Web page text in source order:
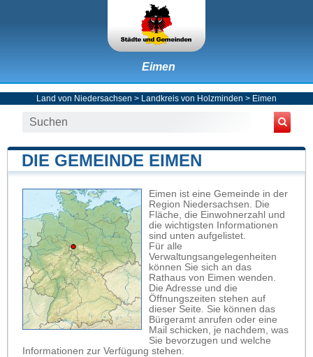
Eimen
Land von Niedersachsen > Landkreis von Holzminden > Eimen
DIE GEMEINDE EIMEN
Eimen ist eine Gemeinde in der
Region Niedersachsen. Die
Fläche, die Einwohnerzahl und
die wichtigsten Informationen
sind unten aufgelistet.
Für alle
Verwaltungsangelegenheiten
können Sie sich an das
Rathaus von Eimen wenden.
Die Adresse und die
Öffnungszeiten stehen auf
dieser Seite. Sie können das
Bürgeramt anrufen oder eine
Mail schicken, je nachdem, was
Sie bevorzugen und welche
Informationen zur Verfügung stehen.